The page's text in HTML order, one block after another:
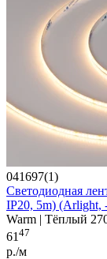
041697(1)
Светодиодная
IP20, 5m) (Arlight,
Warm | Тёплый
6147
р./м